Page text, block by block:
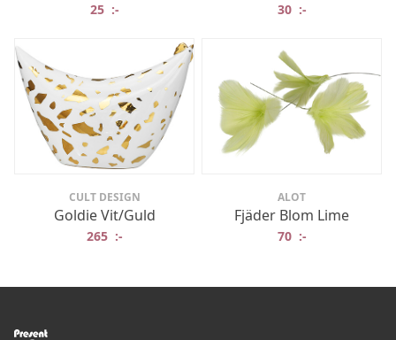
25 :- 30 :-
CULT DESIGN
Goldie Vit/Guld
265 :-
ALOT
Fjäder Blom Lime
70 :-